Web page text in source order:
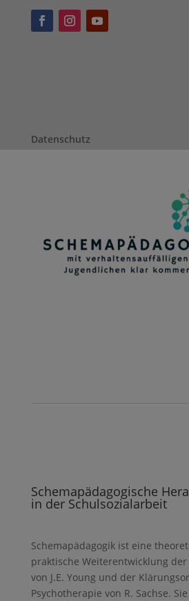
Datenschutz
Schemapädagogische
in der Schulsozialarbeit
Schemapädagogik ist eine
praktische Weiterentwicklung
von J.E. Young und der
Psychotherapie von R. Sachse.